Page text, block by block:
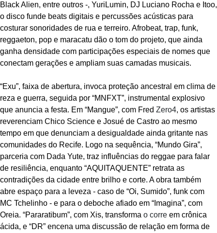
Black Alien, entre outros -, YuriLumin, DJ Luciano Rocha e Itoo,
o disco funde beats digitais e percussões acústicas para
costurar sonoridades de rua e terreiro. Afrobeat, trap, funk,
reggaeton, pop e maracatu dão o tom do projeto, que ainda
ganha densidade com participações especiais de nomes que
conectam gerações e ampliam suas camadas musicais.
“Exu”, faixa de abertura, invoca proteção ancestral em clima de
reza e guerra, seguida por “MNFXT”, instrumental explosivo
que anuncia a festa. Em “Mangue”, com Fred Zero4, os artistas
reverenciam Chico Science e Josué de Castro ao mesmo
tempo em que denunciam a desigualdade ainda gritante nas
comunidades do Recife. Logo na sequência, “Mundo Gira”,
parceria com Dada Yute, traz influências do reggae para falar
de resiliência, enquanto “AQUITAQUENTE” retrata as
contradições da cidade entre brilho e corte. A obra também
abre espaço para a leveza - caso de “Oi, Sumido”, funk com
MC Tchelinho - e para o deboche afiado em “Imagina”, com
Oreia. “Pararatibum”, com Xis, transforma o corre em crônica
ácida, e “DR” encena uma discussão de relação em forma de